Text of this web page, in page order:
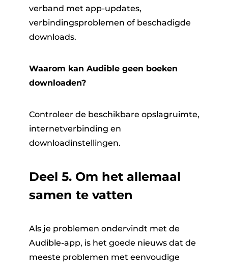
verband met app-updates,
verbindingsproblemen of beschadigde
downloads.
Waarom kan Audible geen boeken
downloaden?
Controleer de beschikbare opslagruimte,
internetverbinding en
downloadinstellingen.
Deel 5. Om het allemaal
samen te vatten
Als je problemen ondervindt met de
Audible-app, is het goede nieuws dat de
meeste problemen met eenvoudige